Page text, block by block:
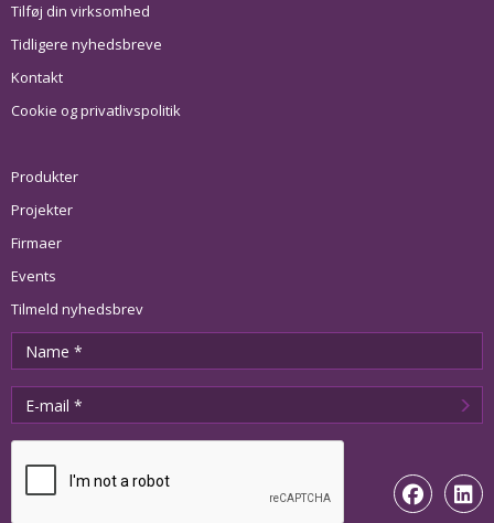
Tilføj din virksomhed
Tidligere nyhedsbreve
Kontakt
Cookie og privatlivspolitik
Produkter
Projekter
Firmaer
Events
Tilmeld nyhedsbrev